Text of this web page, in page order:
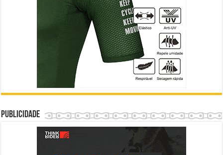
Publicidade